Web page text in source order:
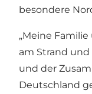
besondere
„Meine
am Strand
und der
Deutschland